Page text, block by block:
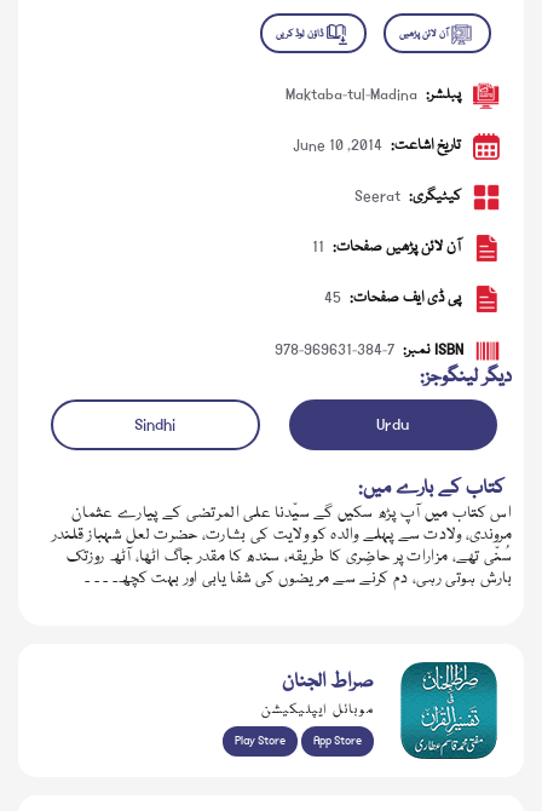
پبلشر: Maktaba-tul-Madina
تاریخ اشاعت: June 10 ,2014
کیٹیگری: Seerat
آن لائن پڑھیں صفحات: 11
پی ڈی ایف صفحات: 45
ISBN نمبر: 978-969631-384-7
دیگر لینگوجز:
Urdu
Sindhi
کتاب کے بارے میں:
اس کتاب میں آپ پڑھ سکیں گے سیّدنا علی المرتضی کے پیارے عثمان
مروندی، ولادت سے پہلے والدہ کو ولایت کی بشارت، حضرت لعل شہباز قلندر
سُنّی تھے، مزارات پر حاضِری کا طریقہ، سندھ کا مقدر جاگ اٹھا، آٹھ روزتک
بارش ہوتی رہی، دم کرنے سے مریضوں کی شفا یابی اور بہت کچھ۔ ۔ ۔ ۔
صراط الجنان
موبائل ایپلیکیشن
Play Store App Store